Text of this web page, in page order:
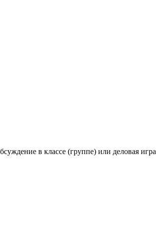
в классе (группе) или деловая игра